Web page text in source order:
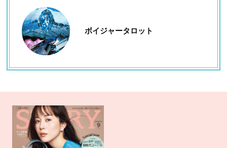
ボイジャータロット